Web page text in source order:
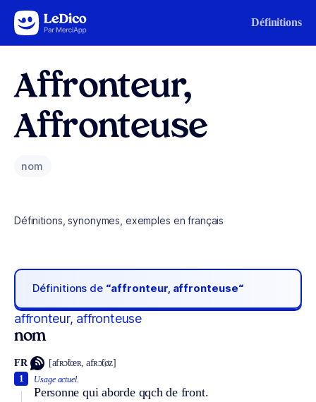
Aller au contenu Définitions
Affronteur,
Affronteuse
nom
Définitions, synonymes, exemples en français
Définitions de “affronteur, affronteuse“
affronteur, affronteuse
nom
FR [afʀɔ̃tœʀ, afʀɔ̃tøz]
Usage actuel.
Personne qui aborde qqch de front.
1